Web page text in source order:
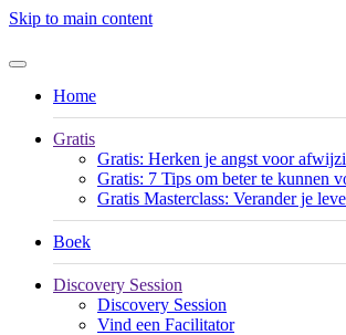
Skip to main content
Home
Gratis
Gratis: Herken je angst voor
Gratis: 7 Tips om beter te kunnen
Gratis Masterclass: Verander je
Boek
Discovery Session
Discovery Session
Vind een Facilitator